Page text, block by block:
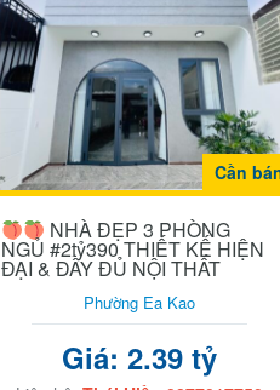
Cần
NHÀ ĐẸP 3 PHÒNG
NGỦ #2tỷ390 THIẾT KẾ HIỆN
ĐẠI & ĐẦY ĐỦ NỘI THẤT
Phường Ea Kao
Giá: 2.39 tỷ